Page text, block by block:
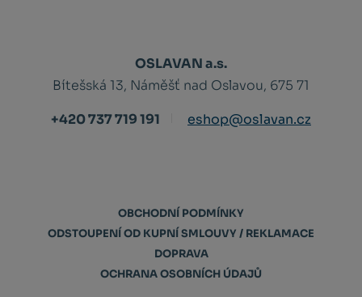
OSLAVAN a.s.
Bítešská 13, Náměšť nad Oslavou, 675 71
+420 737 719 191
eshop@oslavan.cz
OBCHODNÍ PODMÍNKY
ODSTOUPENÍ OD KUPNÍ SMLOUVY / REKLAMACE
DOPRAVA
OCHRANA OSOBNÍCH ÚDAJŮ